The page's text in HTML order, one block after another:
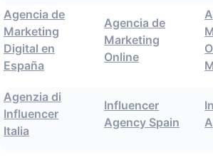
Agencia de
Marketing
Digital en
España
Agencia de
Marketing
Online
Agenzia di
Influencer
Italia
Influencer
Agency Spain